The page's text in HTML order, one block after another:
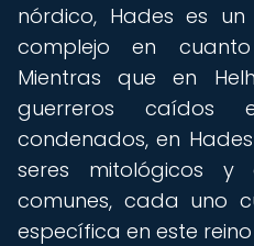
nórdico, Hades es
complejo en
Mientras que en
guerreros
condenados, en
seres mitológicos y
comunes, cada uno
específica en este